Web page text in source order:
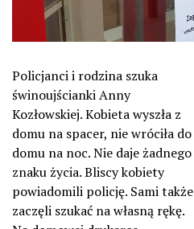
Policjanci i rodzina szuka
świnoujścianki Anny
Kozłowskiej. Kobieta wyszła z
domu na spacer, nie wróciła do
domu na noc. Nie daje żadnego
znaku życia. Bliscy kobiety
powiadomili policję. Sami także
zaczęli szukać na własną rękę.